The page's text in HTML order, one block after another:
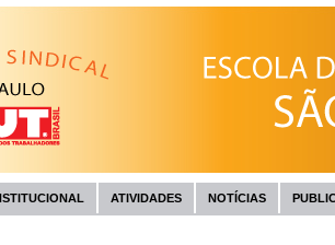
ATIVIDADES NOTÍCIAS